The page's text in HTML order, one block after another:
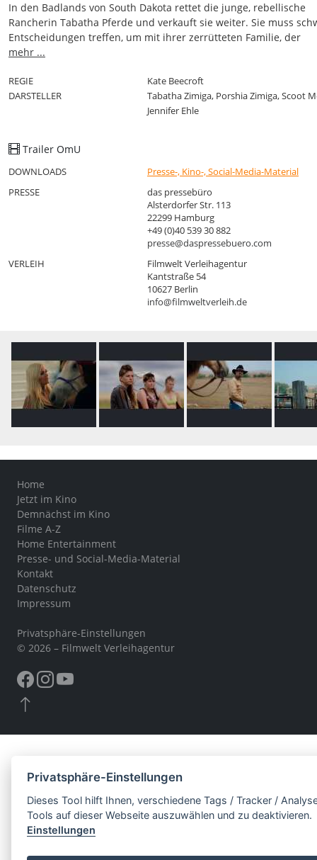
In den Badlands von South Dakota rettet die junge, rebellische
Rancherin Tabatha Pferde und verkauft sie weiter. Sie muss
Entscheidungen treffen, um mit ihrer zerrütteten Familie, der
finanziellen Unsicherheit durch den Verlust ihrer Ranch und
von aufsässigen Jugendlichen aus der Nachbarschaft Zuflucht
vermittelt ihnen die Fähigkeiten des Pferdehandels.
mehr ...
REGIE
Kate Beecroft
DARSTELLER
Tabatha Zimiga, Porshia Zimiga, Scoot
Jennifer Ehle
Trailer OmU
DOWNLOADS
Presse-, Kino-, Social-Media-Material
PRESSE
das pressebüro
Alsterdorfer Str. 113
22299 Hamburg
+49 (0)40 539 30 882
presse@daspressebuero.com
VERLEIH
Filmwelt Verleihagentur
Kantstraße 54
10627 Berlin
info@filmweltverleih.de
Home
Jetzt im Kino
Demnächst im Kino
Filme A-Z
Home Entertainment
Presse- und Social-Media-Material
Kontakt
Datenschutz
Impressum
Privatsphäre-Einstellungen
© 2026 – Filmwelt Verleihagentur
Privatsphäre-Einstellungen
Dieses Tool hilft Ihnen, verschiedene Tags / Tracker /
Tools auf dieser Webseite auszuwählen und zu deaktivieren.
Einstellungen